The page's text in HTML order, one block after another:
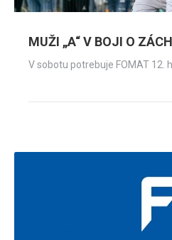
MUŽI „A“ V BOJI O
V sobotu potrebuje FOMAT 12.